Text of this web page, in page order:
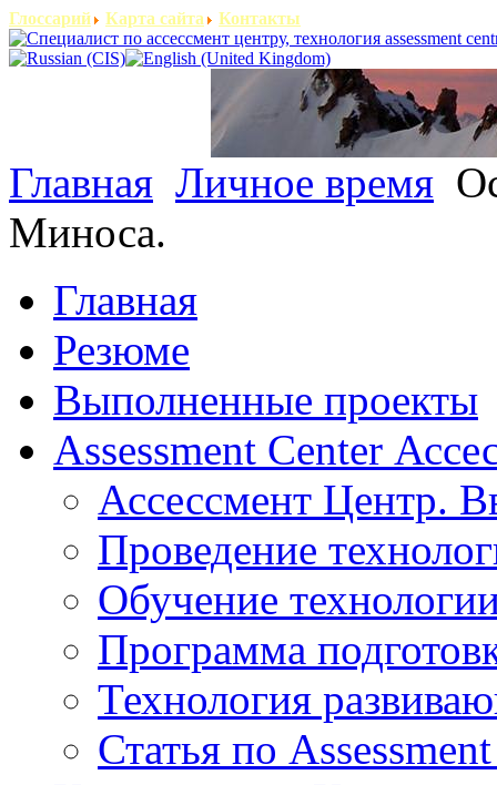
Глоссарий Карта сайта Контакты
Главная Личное время
Миноса.
Главная
Резюме
Выполненные проекты
Assessment Center
Ассессмент Центр.
Проведение
Обучение
Программа
Технология
Статья по